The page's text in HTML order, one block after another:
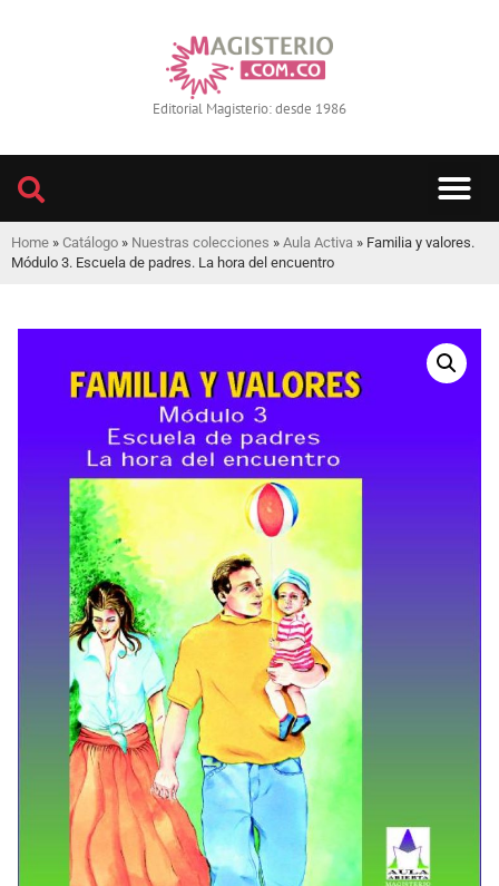
Editorial Magisterio: desde 1986
Home » Catálogo » Nuestras colecciones » Aula Activa » Familia y valores.
Módulo 3. Escuela de padres. La hora del encuentro